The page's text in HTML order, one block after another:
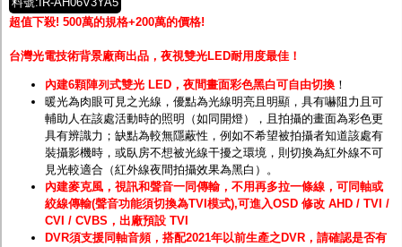
超值下殺! 500萬的規格+200萬的價格!
台灣光電技術背景廠商出品，夜視雙光LED耐用度最佳！
內建6顆陣列式雙光 LED，夜間畫面彩色黑白可自由切換 ！
暖光為肉眼可見之光線， 優點為光線明亮且明顯，具有嚇阻力且可
輔助人在該處活動時的照明（如同開燈），且拍攝的畫面為彩色更
具有辨識力；缺點為較無隱蔽性，例如不希望被拍攝者知道該處有
裝攝影機時，或臥房不想被光線干擾之環境，則切換為紅外線不可
見光較適合（紅外線夜間拍攝效果為黑白）。
內建麥克風，視訊和聲音一同傳輸，不用再多拉一條線，可同軸或
絞線傳輸(聲音功能須切換為TVI模式),可進入OSD 修改 AHD / TVI /
CVI / CVBS，出廠預設 TVI
DVR須支援同軸音頻，搭配2021年以前生產之DVR，請確認是否有